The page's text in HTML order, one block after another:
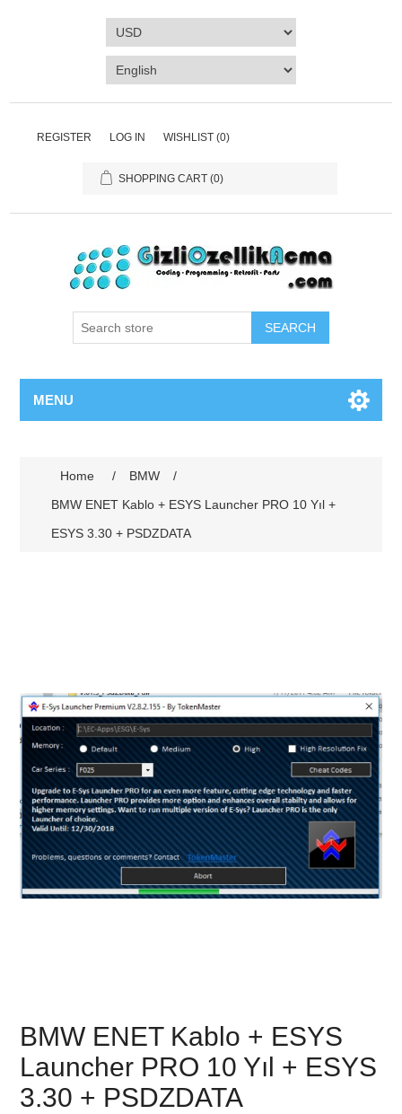
REGISTER LOG IN WISHLIST (0)
SHOPPING CART (0)
SEARCH
MENU
Home / BMW
/
BMW ENET Kablo + ESYS Launcher PRO 10 Yıl +
ESYS 3.30 + PSDZDATA
BMW ENET Kablo + ESYS
Launcher PRO 10 Yıl + ESYS
3.30 + PSDZDATA